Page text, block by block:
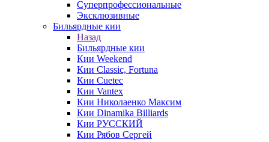
Суперпрофессиональные
Эксклюзивные
Бильярдные кии
Назад
Бильярдные кии
Кии Weekend
Кии Classic, Fortuna
Кии Cuetec
Кии Vantex
Кии Николаенко Максим
Кии Dinamika Billiards
Кии РУССКИЙ
Кии Рябов Сергей